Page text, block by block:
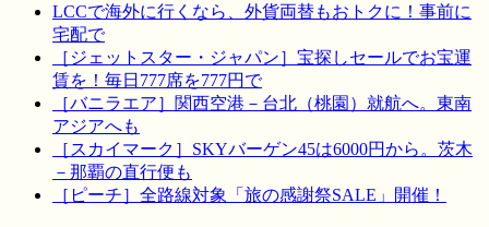
LCCで海外に行くなら、外貨両替もおトクに！事前に
宅配で
［ジェットスター・ジャパン］宝探しセールでお宝運
賃を！毎日777席を777円で
［バニラエア］関西空港－台北（桃園）就航へ。東南
アジアへも
［スカイマーク］SKYバーゲン45は6000円から。茨木
－那覇の直行便も
［ピーチ］全路線対象「旅の感謝祭SALE」開催！